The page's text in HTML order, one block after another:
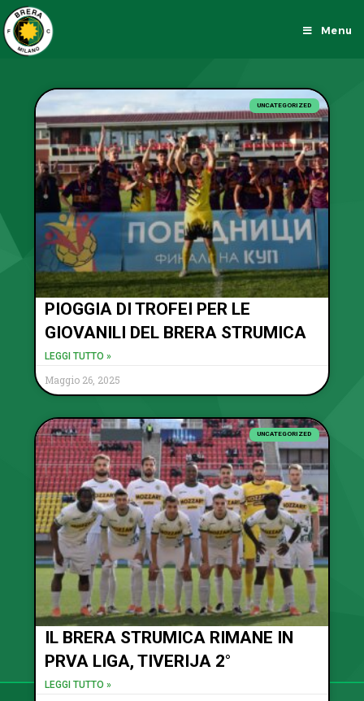
Menu
UNCATEGORIZED
PIOGGIA DI TROFEI PER LE
GIOVANILI DEL BRERA STRUMICA
LEGGI TUTTO »
Maggio 26, 2025
UNCATEGORIZED
IL BRERA STRUMICA RIMANE IN
PRVA LIGA, TIVERIJA 2°
LEGGI TUTTO »